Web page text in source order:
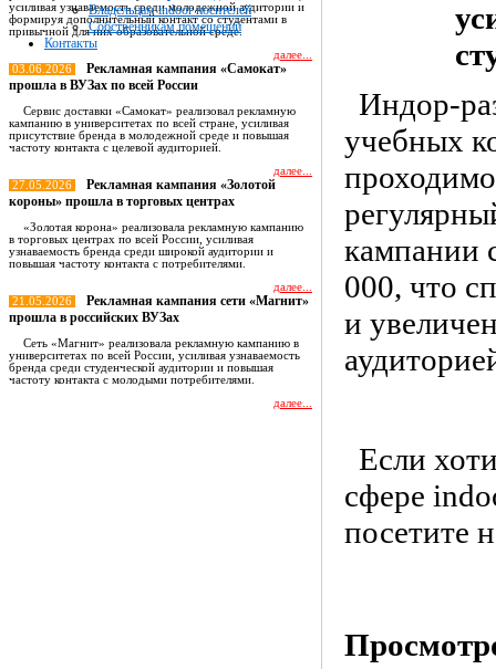
Владельцам indoor носителей
Собственникам помещений
Контакты
усиливая узнаваемость среди молодежной аудитории и
формируя дополнительный контакт со студентами в
привычной для них образовательной среде.
далее...
03.06.2026
Рекламная кампания «Самокат»
прошла в ВУЗах по всей России
Сервис доставки «Самокат» реализовал рекламную
кампанию в университетах по всей стране, усиливая
присутствие бренда в молодежной среде и повышая
частоту контакта с целевой аудиторией.
далее...
27.05.2026
Рекламная кампания «Золотой
короны» прошла в торговых центрах
«Золотая корона» реализовала рекламную кампанию
в торговых центрах по всей России, усиливая
узнаваемость бренда среди широкой аудитории и
повышая частоту контакта с потребителями.
далее...
21.05.2026
Рекламная кампания сети «Магнит»
прошла в российских ВУЗах
Сеть «Магнит» реализовала рекламную кампанию в
университетах по всей России, усиливая узнаваемость
бренда среди студенческой аудитории и повышая
частоту контакта с молодыми потребителями.
далее...
Индор-
учебных
кампании
000, что
и
Если
сфере
посетите